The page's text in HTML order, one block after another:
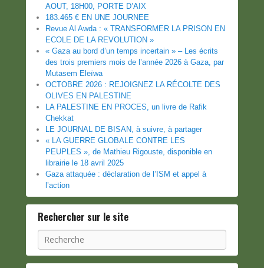
AOUT, 18H00, PORTE D’AIX
183.465 € EN UNE JOURNEE
Revue Al Awda : « TRANSFORMER LA PRISON EN
ECOLE DE LA REVOLUTION »
« Gaza au bord d’un temps incertain » – Les écrits
des trois premiers mois de l’année 2026 à Gaza, par
Mutasem Eleïwa
OCTOBRE 2026 : REJOIGNEZ LA RÉCOLTE DES
OLIVES EN PALESTINE
LA PALESTINE EN PROCES, un livre de Rafik
Chekkat
LE JOURNAL DE BISAN, à suivre, à partager
« LA GUERRE GLOBALE CONTRE LES
PEUPLES », de Mathieu Rigouste, disponible en
librairie le 18 avril 2025
Gaza attaquée : déclaration de l’ISM et appel à
l’action
Rechercher sur le site
Recherche